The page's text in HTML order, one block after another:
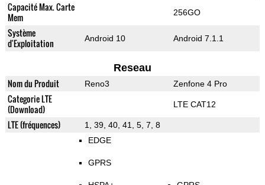
Capacité Max. Carte
Mem
256GO
Système
d'Exploitation
Android 10 Android 7.1.1
Reseau
Nom du Produit Reno3 Zenfone 4 Pro
Categorie LTE
(Download)
LTE CAT12
LTE (fréquences)
1, 39, 40, 41, 5, 7, 8
EDGE
GPRS